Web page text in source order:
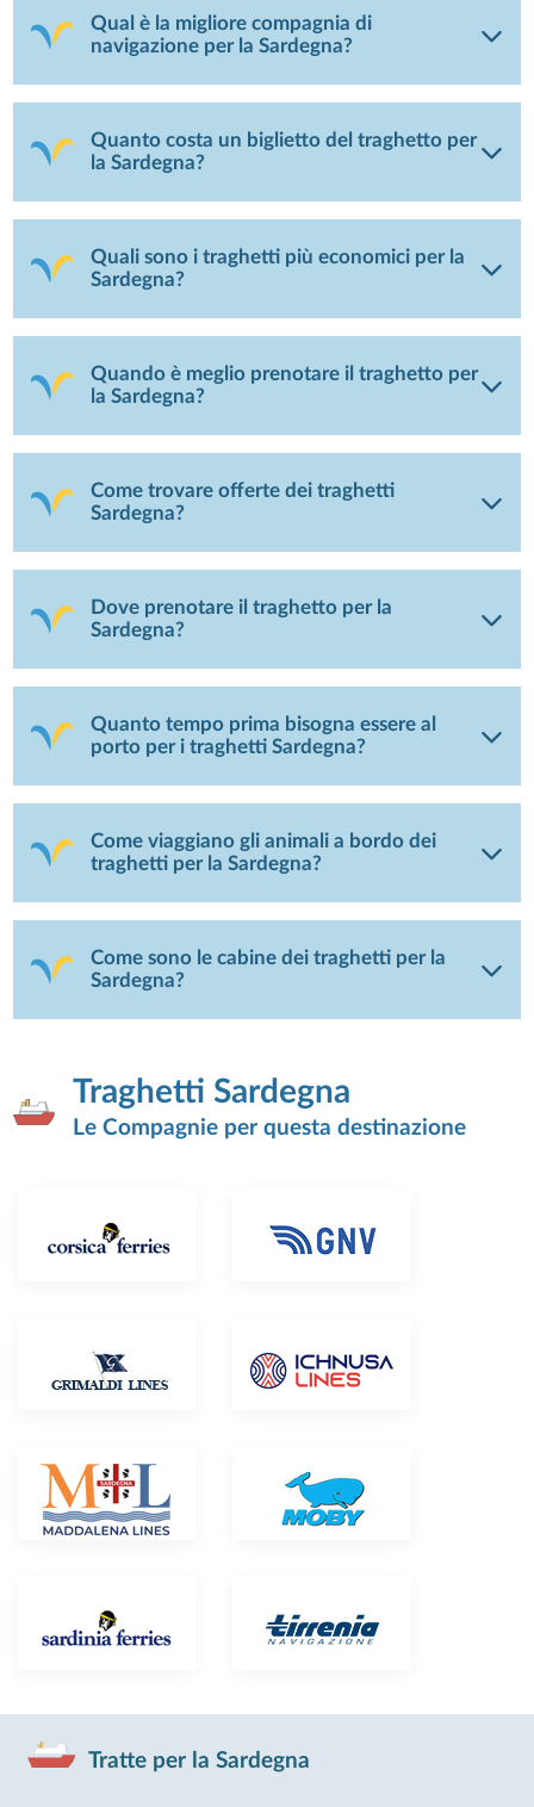
Qual è la migliore compagnia di
navigazione per la Sardegna?
Quanto costa un biglietto del traghetto per
la Sardegna?
Quali sono i traghetti più economici per la
Sardegna?
Quando è meglio prenotare il traghetto per
la Sardegna?
Come trovare offerte dei traghetti
Sardegna?
Dove prenotare il traghetto per la
Sardegna?
Quanto tempo prima bisogna essere al
porto per i traghetti Sardegna?
Come viaggiano gli animali a bordo dei
traghetti per la Sardegna?
Come sono le cabine dei traghetti per la
Sardegna?
Traghetti Sardegna
Le Compagnie per questa destinazione
Tratte per la Sardegna